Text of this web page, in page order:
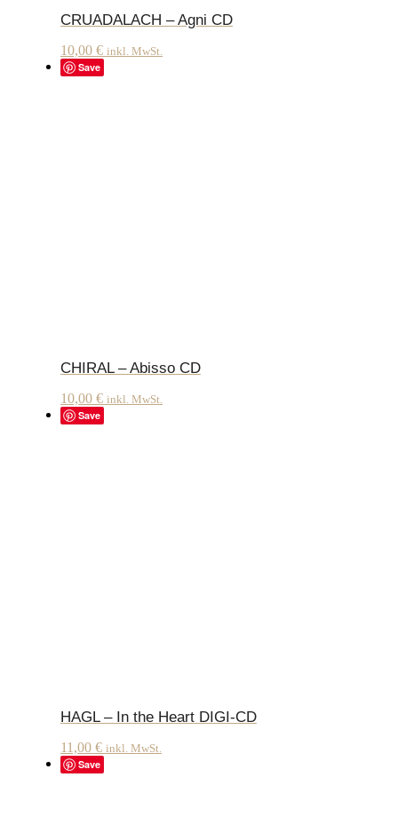
CRUADALACH – Agni CD
10,00 € inkl. MwSt.
Save
CHIRAL – Abisso CD
10,00 € inkl. MwSt.
Save
HAGL – In the Heart DIGI-CD
11,00 € inkl. MwSt.
Save